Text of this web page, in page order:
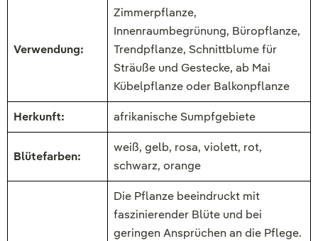
Verwendung:
Zimmerpflanze,
Innenraumbegrünung, Büropflanze,
Trendpflanze, Schnittblume für
Sträuße und Gestecke, ab Mai
Kübelpflanze oder Balkonpflanze
Herkunft: afrikanische Sumpfgebiete
Blütefarben:
weiß, gelb, rosa, violett, rot,
schwarz, orange
Die Pflanze beeindruckt mit
faszinierender Blüte und bei
geringen Ansprüchen an die Pflege.